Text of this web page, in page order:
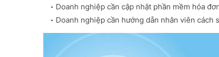
Doanh nghiệp cần cập nhật phần mềm hóa
Doanh nghiệp cần hướng dẫn nhân viên cách